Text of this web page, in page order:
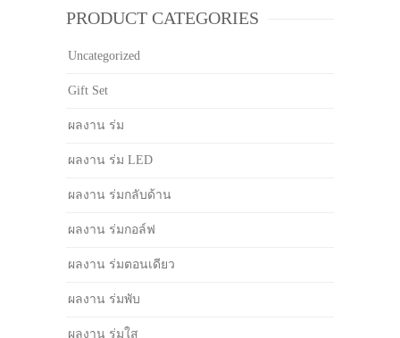
PRODUCT CATEGORIES
Uncategorized
Gift Set
ผลงาน ร่ม
ผลงาน ร่ม LED
ผลงาน ร่มกลับด้าน
ผลงาน ร่มกอล์ฟ
ผลงาน ร่มตอนเดียว
ผลงาน ร่มพับ
ผลงาน ร่มใส